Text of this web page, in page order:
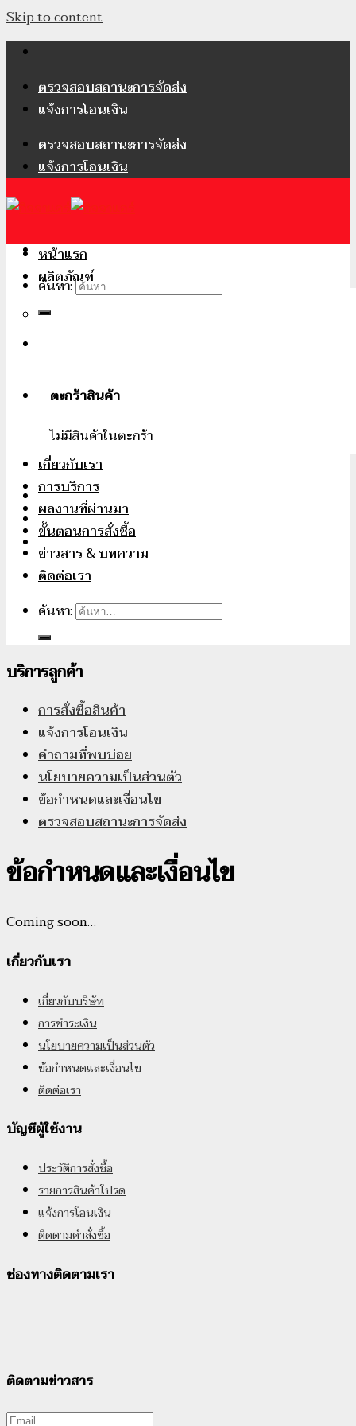
Skip to content
ตรวจสอบสถานะการจัดส่ง
แจ้งการโอนเงิน
ตรวจสอบสถานะการจัดส่ง
แจ้งการโอนเงิน
ค้นหา:
ตะกร้าสินค้า
ไม่มีสินค้าในตะกร้า
หน้าแรก
ผลิตภัณฑ์
เกี่ยวกับเรา
การบริการ
ผลงานที่ผ่านมา
ขั้นตอนการสั่งซื้อ
ข่าวสาร & บทความ
ติดต่อเรา
ค้นหา:
บริการลูกค้า
การสั่งซื้อสินค้า
แจ้งการโอนเงิน
คำถามที่พบบ่อย
นโยบายความเป็นส่วนตัว
ข้อกำหนดและเงื่อนไข
ตรวจสอบสถานะการจัดส่ง
ข้อกำหนดและเงื่อนไข
Coming soon…
เกี่ยวกับเรา
เกี่ยวกับบริษัท
การชำระเงิน
นโยบายความเป็นส่วนตัว
ข้อกำหนดและเงื่อนไข
ติดต่อเรา
บัญชีผู้ใช้งาน
ประวัติการสั่งซื้อ
รายการสินค้าโปรด
แจ้งการโอนเงิน
ติดตามคำสั่งซื้อ
ช่องทางติดตามเรา
ติดตามข่าวสาร